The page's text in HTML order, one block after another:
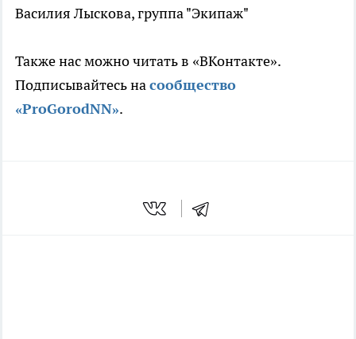
Василия Лыскова, группа "Экипаж"
Также нас можно читать в «ВКонтакте».
Подписывайтесь насообщество
«ProGorodNN».